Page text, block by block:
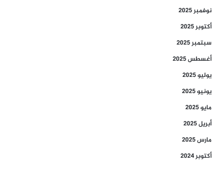
نوفمبر 2025
أكتوبر 2025
سبتمبر 2025
أغسطس 2025
يوليو 2025
يونيو 2025
مايو 2025
أبريل 2025
مارس 2025
أكتوبر 2024